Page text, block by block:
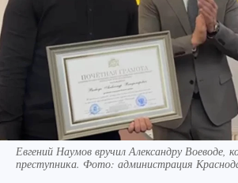
Евгений Наумов вручил Александру Воеводе,
преступника. Фото: администрация